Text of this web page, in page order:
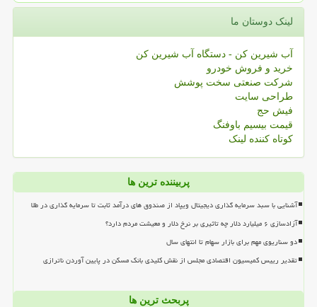
لینک دوستان ما
آب شیرین کن - دستگاه آب شیرین کن
خرید و فروش خودرو
شرکت صنعتی سخت پوشش
طراحی سایت
فیش حج
قیمت بیسیم باوفنگ
کوتاه کننده لینک
پربیننده ترین ها
آشنایی با سبد سرمایه گذاری دیجیتال ویپاد از صندوق های درآمد ثابت تا سرمایه گذاری در طلا
آزادسازی ۶ میلیارد دلار چه تاثیری بر نرخ دلار و معیشت مردم دارد؟
دو سناریوی مهم برای بازار سهام تا انتهای سال
تقدیر رییس کمیسیون اقتصادی مجلس از نقش کلیدی بانک مسکن در پایین آوردن ناترازی
پربحث ترین ها